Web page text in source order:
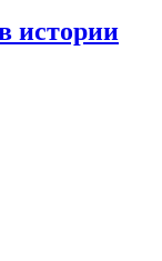
истории